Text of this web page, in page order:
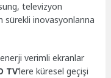
televizyon
inovasyonlarına
verimli ekranlar
TV‘lere küresel geçişi